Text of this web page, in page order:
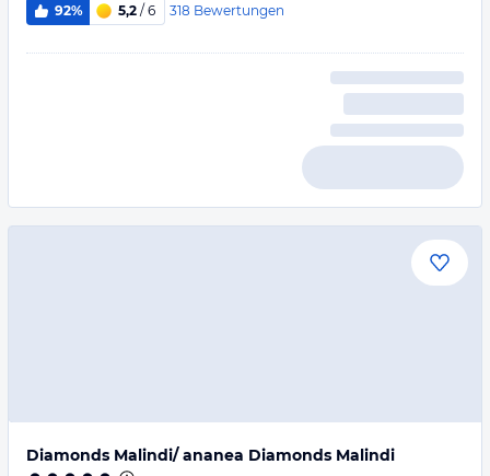
92% 5,2 / 6 318 Bewertungen
Diamonds Malindi/ ananea Diamonds Malindi